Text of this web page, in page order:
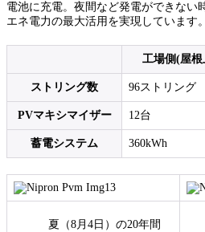
電池に充電。夜間など発電ができない
エネ電力の最大活用を実現しています。
工場側(屋根
ストリング数 96ストリング
PVマキシマイザー 12台
蓄電システム 360kWh
夏（8月4日）の20年間